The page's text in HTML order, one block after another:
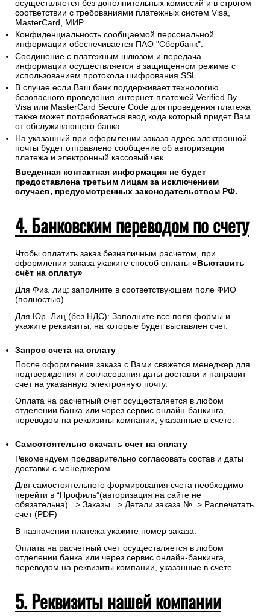
осуществляется без дополнительных комиссий и в строгом
соответствии с требованиями платежных систем Visa,
MasterCard, МИР.
Конфиденциальность сообщаемой персональной
информации обеспечивается ПАО "Сбербанк".
Соединение с платежным шлюзом и передача
информации осуществляется в защищенном режиме с
использованием протокола шифрования SSL.
В случае если Ваш банк поддерживает технологию
безопасного проведения интернет-платежей Verified By
Visa или MasterCard Secure Code для проведения платежа
также может потребоваться ввод кода который придет Вам
от обслуживающего банка.
На указанный при оформлении заказа адрес электронной
почты будет отправлено сообщение об авторизации
платежа и электронный кассовый чек.
Введенная контактная информация не будет
предоставлена третьим лицам за исключением
случаев, предусмотренных законодательством РФ.
4. Банковским переводом по счету
Чтобы оплатить заказ безналичным расчетом, при
оформлении заказа укажите способ оплаты «Выставить
счёт на оплату»
Для Физ. лиц: заполните в соответствующем поле ФИО
(полностью).
Для Юр. Лиц (без НДС): Заполните все поля формы и
укажите реквизиты, на которые будет выставлен счет.
Запрос счета на оплату
После оформления заказа с Вами свяжется менеджер для
подтверждения и согласования даты доставки и направит
счет на указанную электронную почту.
Оплата на расчетный счет осуществляется в любом
отделении банка или через сервис онлайн-банкинга,
переводом на реквизиты компании, указанные в счете.
Самостоятельно скачать счет на оплату
Рекомендуем предварительно согласовать состав и даты
доставки с менеджером.
Для самостоятельного формирования счета необходимо
перейти в “Профиль”(авторизация на сайте не
обязательна) => Заказы => Детали заказа №=> Распечатать
счет (PDF)
В назначении платежа укажите номер заказа.
Оплата на расчетный счет осуществляется в любом
отделении банка или через сервис онлайн-банкинга,
переводом на реквизиты компании, указанные в счете.
5. Реквизиты нашей компании